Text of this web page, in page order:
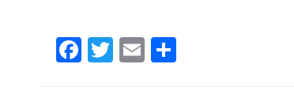
Facebook
Twitter
Email